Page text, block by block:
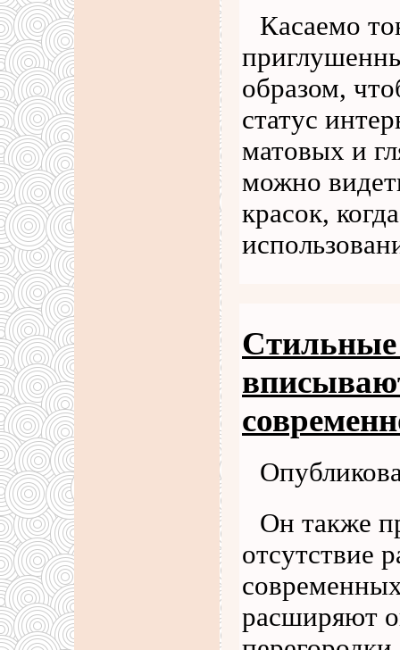
Касаемо
образом,
статус
матовых и
можно
красок,
Он также
отсутствие
расширяют